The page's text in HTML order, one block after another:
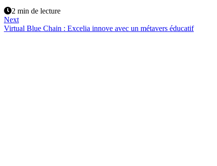
2 min de lecture
Next
Virtual Blue Chain : Excelia innove avec un métavers éducatif